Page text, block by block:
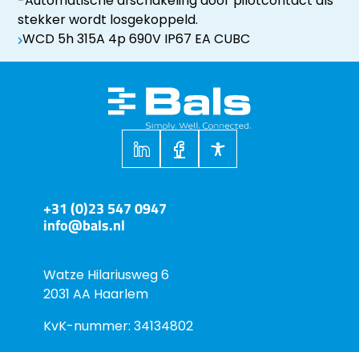
stekker wordt losgekoppeld.
WCD 5h 315A 4p 690V IP67 EA CUBC
+31 (0)23 547 0947
info@bals.nl
Watze Hilariusweg 6
2031 AA Haarlem
KvK-nummer: 34134802